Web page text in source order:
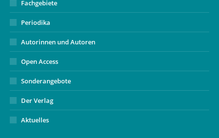
Fachgebiete
Periodika
Autorinnen und Autoren
Open Access
Sonderangebote
Der Verlag
Aktuelles